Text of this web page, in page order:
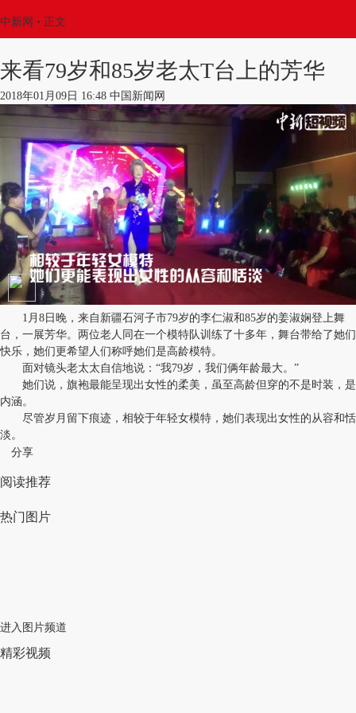
中新网 • 正文
来看79岁和85岁老太T台上的芳华
2018年01月09日 16:48 中国新闻网
1月8日晚，来自新疆石河子市79岁的李仁淑和85岁的姜淑娴登上舞
台，一展芳华。两位老人同在一个模特队训练了十多年，舞台带给了她们
快乐，她们更希望人们称呼她们是高龄模特。
面对镜头老太太自信地说：“我79岁，我们俩年龄最大。”
她们说，旗袍最能呈现出女性的柔美，虽至高龄但穿的不是时装，是
内涵。
尽管岁月留下痕迹，相较于年轻女模特，她们表现出女性的从容和恬
淡。
分享
阅读推荐
热门图片
进入图片频道
精彩视频